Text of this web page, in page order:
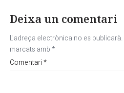
Deixa un comentari
L'adreça electrònica no es publicarà.
marcats amb*
Comentari*